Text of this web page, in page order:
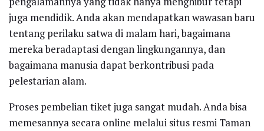
juga mendidik. Anda akan mendapatkan wawasan baru
tentang perilaku satwa di malam hari, bagaimana
mereka beradaptasi dengan lingkungannya, dan
bagaimana manusia dapat berkontribusi pada
pelestarian alam.
Proses pembelian tiket juga sangat mudah. Anda bisa
memesannya secara online melalui situs resmi Taman